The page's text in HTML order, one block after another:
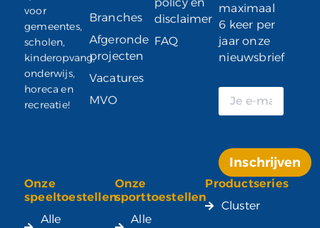
voor
gemeentes,
scholen,
kinderopvang,
onderwijs,
horeca en
recreatie!
Branches
Afgeronde
projecten
Vacatures
MVO
disclaimer
FAQ
maximaal
6 keer per
jaar onze
nieuwsbrief
Inschrijven
Alternative:
Onze
speeltoestellen
Alle
Onze
sporttoestellen
Alle
Productseries
Cluster